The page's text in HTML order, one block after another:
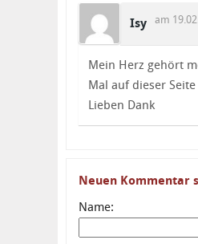
Isy am
Mein Herz gehört
Mal auf dieser
Lieben Dank
Neuen Kommentar
Name: